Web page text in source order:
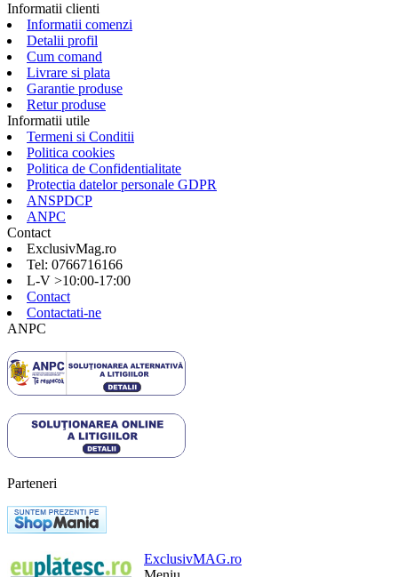
Informatii clienti
Informatii comenzi
Detalii profil
Cum comand
Livrare si plata
Garantie produse
Retur produse
Informatii utile
Termeni si Conditii
Politica cookies
Politica de Confidentialitate
Protectia datelor personale GDPR
ANSPDCP
ANPC
Contact
ExclusivMag.ro
Tel: 0766716166
L-V >10:00-17:00
Contact
Contactati-ne
ANPC
Parteneri
ExclusivMAG.ro